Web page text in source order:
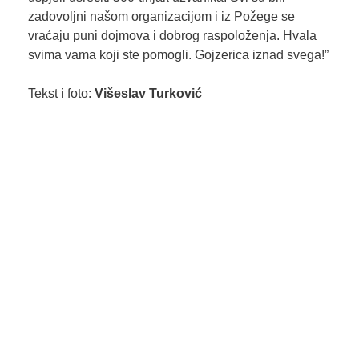
zadovoljni našom organizacijom i iz Požege se
vraćaju puni dojmova i dobrog raspoloženja. Hvala
svima vama koji ste pomogli. Gojzerica iznad svega!”
Tekst i foto: Višeslav Turković